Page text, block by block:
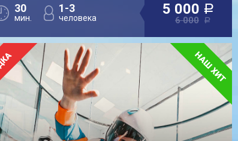
30
мин.
1-3
человека
5 000 a
6 000 a